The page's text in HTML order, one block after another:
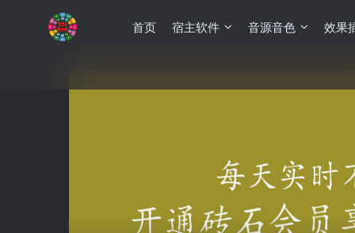
首页 宿主软件 音源音色 效果